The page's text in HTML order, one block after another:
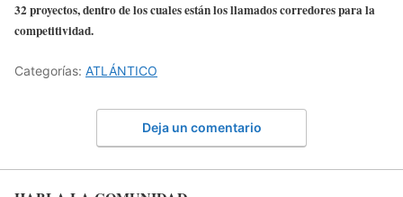
32 proyectos, dentro de los cuales están los llamados corredores para la
competitividad.
Categorías: ATLÁNTICO
Deja un comentario